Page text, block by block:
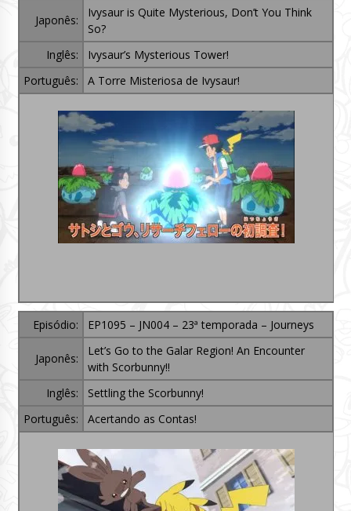
Japonês:
Ivysaur is Quite Mysterious, Don’t You Think
So?
Inglês:
Ivysaur’s Mysterious Tower!
Português:
A Torre Misteriosa de Ivysaur!
Episódio: EP1095 – JN004 – 23ª temporada – Journeys
Japonês:
Let’s Go to the Galar Region! An Encounter
with Scorbunny!!
Inglês:
Settling the Scorbunny!
Português:
Acertando as Contas!